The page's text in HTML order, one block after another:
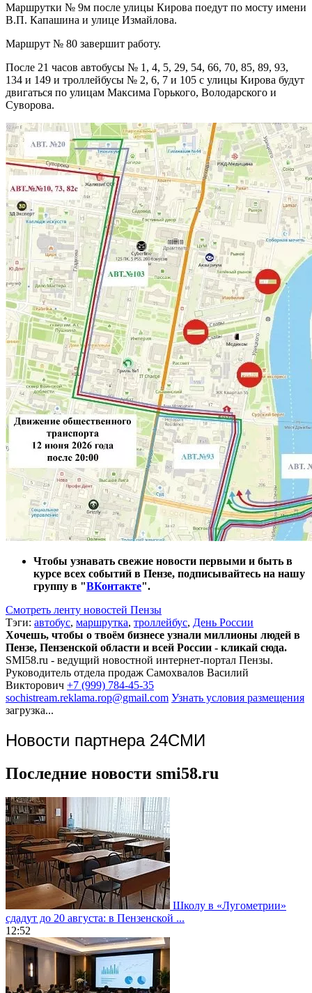
Маршрутки № 9м после улицы Кирова поедут по мосту имени
В.П. Капашина и улице Измайлова.
Маршрут № 80 завершит работу.
После 21 часов автобусы № 1, 4, 5, 29, 54, 66, 70, 85, 89, 93,
134 и 149 и троллейбусы № 2, 6, 7 и 105 с улицы Кирова будут
двигаться по улицам Максима Горького, Володарского и
Суворова.
Чтобы узнавать свежие новости первыми и быть в
курсе всех событий в Пензе, подписывайтесь на нашу
группу в "ВКонтакте".
Смотреть ленту новостей Пензы
Тэги: автобус, маршрутка, троллейбус, День России
Хочешь, чтобы о твоём бизнесе узнали миллионы людей в
Пензе, Пензенской области и всей России - кликай сюда.
SMI58.ru - ведущий новостной интернет-портал Пензы.
Руководитель отдела продаж Самохвалов Василий
Викторович +7 (999) 784-45-35
sochistream.reklama.rop@gmail.com Узнать условия размещения
загрузка...
Новости партнера 24СМИ
Последние новости smi58.ru
Школу в «Лугометрии»
сдадут до 20 августа: в Пензенской ...
12:52